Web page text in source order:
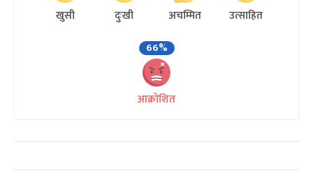
खुसी दुःखी अचम्मित
उत्साहित
66%
आक्रोशित